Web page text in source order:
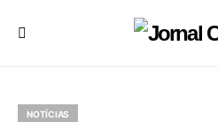
NOTÍCIAS